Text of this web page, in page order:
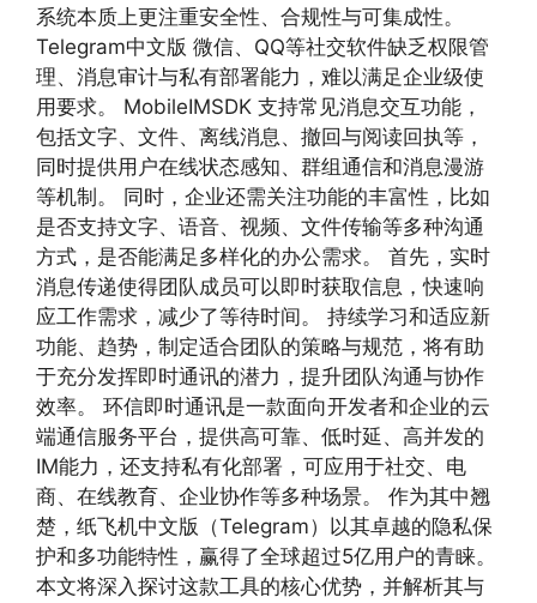
系统本质上更注重安全性、合规性与可集成性。
Telegram中文版 微信、QQ等社交软件缺乏权限管
理、消息审计与私有部署能力，难以满足企业级使
用要求。 MobileIMSDK 支持常见消息交互功能，
包括文字、文件、离线消息、撤回与阅读回执等，
同时提供用户在线状态感知、群组通信和消息漫游
等机制。 同时，企业还需关注功能的丰富性，比如
是否支持文字、语音、视频、文件传输等多种沟通
方式，是否能满足多样化的办公需求。 首先，实时
消息传递使得团队成员可以即时获取信息，快速响
应工作需求，减少了等待时间。 持续学习和适应新
功能、趋势，制定适合团队的策略与规范，将有助
于充分发挥即时通讯的潜力，提升团队沟通与协作
效率。 环信即时通讯是一款面向开发者和企业的云
端通信服务平台，提供高可靠、低时延、高并发的
IM能力，还支持私有化部署，可应用于社交、电
商、在线教育、企业协作等多种场景。 作为其中翘
楚，纸飞机中文版（Telegram）以其卓越的隐私保
护和多功能特性，赢得了全球超过5亿用户的青睐。
本文将深入探讨这款工具的核心优势，并解析其与